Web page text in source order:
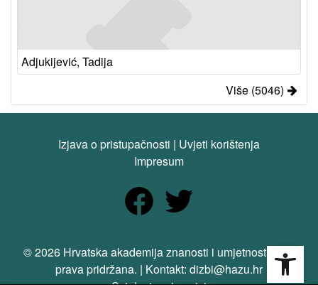
Adjukijević, Tadija
Više (5046)
Izjava o pristupačnosti | Uvjeti korištenja
Impresum
© 2026 Hrvatska akademija znanosti i umjetnosti. Sva
prava pridržana. | Kontakt: dizbi@hazu.hr